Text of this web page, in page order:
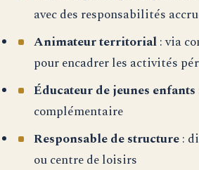
avec des responsabilités
Animateur territorial: via
pour encadrer les activités
Éducateur de jeunes enfants
complémentaire
Responsable de structure:
ou centre de loisirs